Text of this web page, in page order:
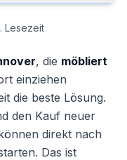
Lesezeit
, die möbliert
einziehen
die beste Lösung.
den Kauf neuer
direkt nach
Das ist